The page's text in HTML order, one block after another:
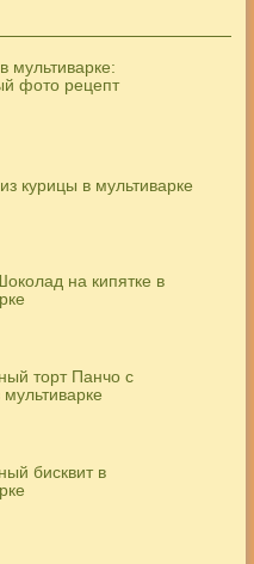
мультиварке:
фото рецепт
курицы в мультиварке
на кипятке в
торт Панчо с
бисквит в